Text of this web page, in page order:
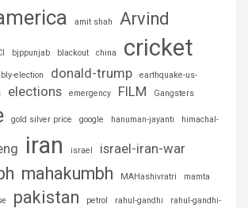
amit shah
Arvind
bjppunjab blackout china cricket
election donald-trump
earthquake-us-
elections emergency FILM Gangsters
gold silver price google hanuman-jayanti himachal-
iran israel israel-iran-war
mahakumbh MAHashivratri mamta
pakistan petrol rahul-gandhi
rahul-gandhi-